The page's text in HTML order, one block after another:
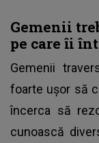
Gemenii
pe care îi
Gemenii
foarte ușor să
încerca să
cunoască